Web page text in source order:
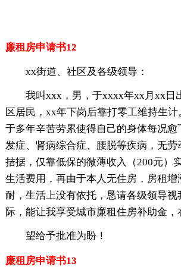
廉租房申请书12
xx街道、社区及各级领导：
我叫xxx，男，于xxxx年xx月xx日
区居民，xx年下岗后靠打零工维持生
于多年辛苦劳累使得自己的身体每况
发症、肾病综合症、腰脱等疾病，无
拮据，仅靠低保的微薄收入（200元）
生活费用，再由于本人无住房，房租
耐，生活上没有依托，恳请各级领导
际，能让我享受城市廉租住房补助金，
望给予批准为盼！
廉租房申请书13